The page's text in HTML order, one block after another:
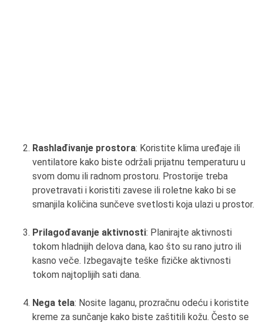
Rashlađivanje prostora: Koristite klima uređaje ili
ventilatore kako biste održali prijatnu temperaturu u
svom domu ili radnom prostoru. Prostorije treba
provetravati i koristiti zavese ili roletne kako bi se
smanjila količina sunčeve svetlosti koja ulazi u prostor.
Prilagođavanje aktivnosti: Planirajte aktivnosti
tokom hladnijih delova dana, kao što su rano jutro ili
kasno veče. Izbegavajte teške fizičke aktivnosti
tokom najtoplijih sati dana.
Nega tela: Nosite laganu, prozračnu odeću i koristite
kreme za sunčanje kako biste zaštitili kožu. Često se